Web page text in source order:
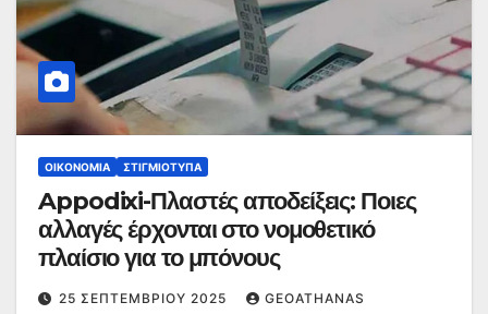
ΟΙΚΟΝΟΜΊΑ ΣΤΙΓΜΙΌΤΥΠΑ
Appodixi-Πλαστές αποδείξεις: Ποιες
αλλαγές έρχονται στο νομοθετικό
πλαίσιο για το μπόνους
25 ΣΕΠΤΕΜΒΡΊΟΥ 2025 GEOATHANAS